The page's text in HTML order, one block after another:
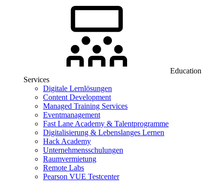
Education
Services
Digitale Lernlösungen
Content Development
Managed Training Services
Eventmanagement
Fast Lane Academy & Talentprogramme
Digitalisierung & Lebenslanges Lernen
Hack Academy
Unternehmensschulungen
Raumvermietung
Remote Labs
Pearson VUE Testcenter